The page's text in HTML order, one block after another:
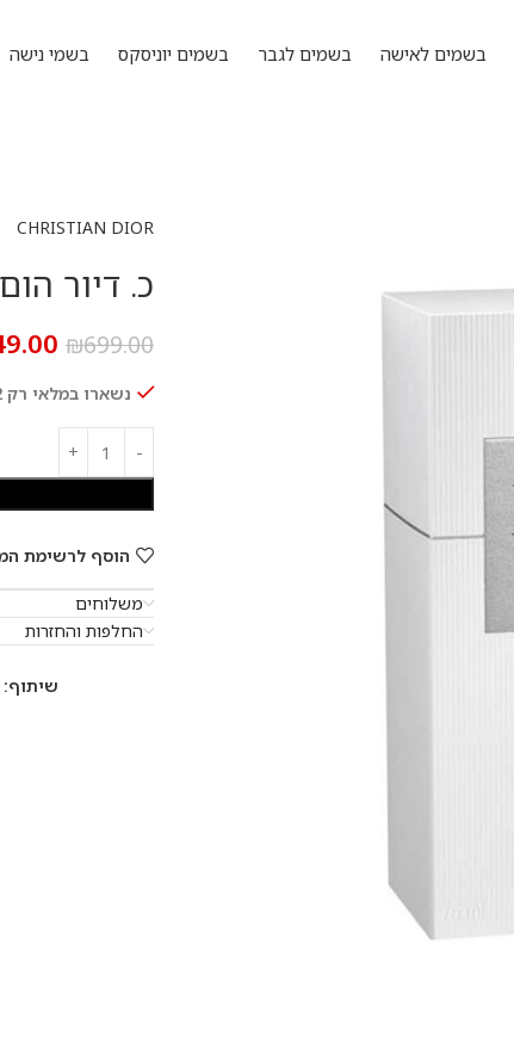
בשמים לאישה בשמים לגבר בשמים יוניסקס בשמי נישה
CHRISTIAN DIOR
כ. דיור הום
₪699.00
נשארו במלאי רק 2
הוסף לרשימת
משלוחים
החלפות והחזרות
שיתוף: